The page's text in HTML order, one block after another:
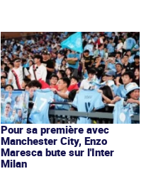
Pour sa première avec
Manchester City, Enzo
Maresca bute sur l'Inter
Milan